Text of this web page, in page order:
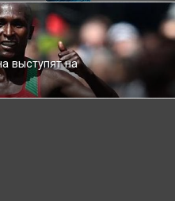
выступят на